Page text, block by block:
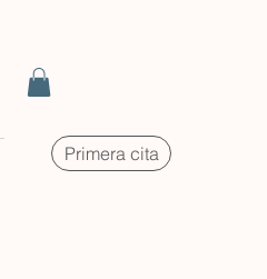
Primera cita